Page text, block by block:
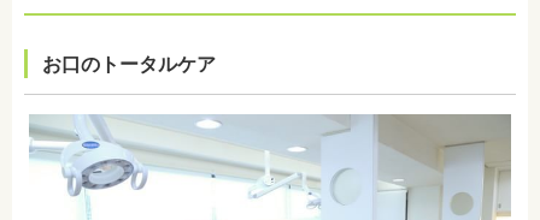
お口のトータルケア